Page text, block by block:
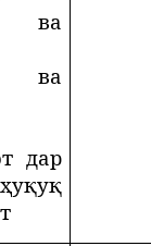
ва
ва
дар